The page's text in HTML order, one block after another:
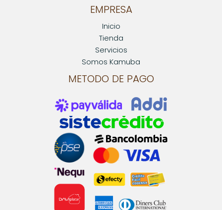
EMPRESA
Inicio
Tienda
Servicios
Somos Kamuba
METODO DE PAGO